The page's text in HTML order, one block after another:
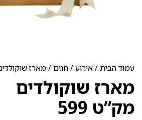
עמוד הבית /אירוע/חגים/ מארז שוקולדים
מארז שוקולדים
מק”ט 599